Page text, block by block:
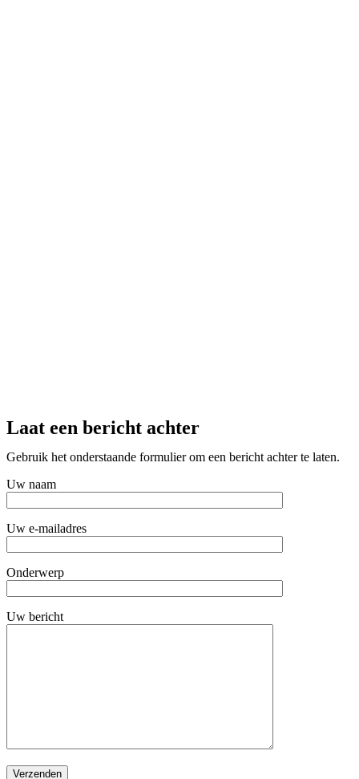
Laat een bericht achter
Gebruik het onderstaande formulier om een bericht achter te laten.
Uw naam
Uw e-mailadres
Onderwerp
Uw bericht